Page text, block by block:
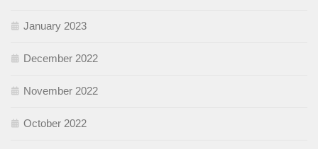
January 2023
December 2022
November 2022
October 2022